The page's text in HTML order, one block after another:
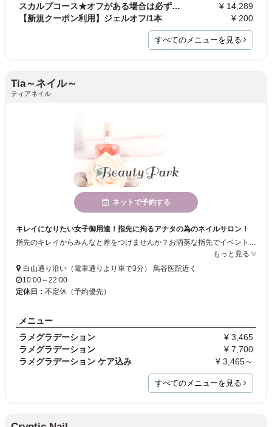
スカルプコース★オフがある場合は必ずオフメニューを…
¥ 14,289
【新規クーポン利用】ジェルオフ/1本
¥ 200
すべてのメニューを見る
Tia～ネイル～
ティアネイル
ネットで予約する
キレイになりたい女子御用達！指先に拘るアナタの為のネイルサロン！
指先のキレイからみんなと差をつけませんか？お洒落な指先でイベントもパーティーも誰よりも楽しみましょう♪上品なスタイルから可愛いポップなスタイルまでアナタのご希望叶えます！
もっと見る
白山通り沿い（電車通りより車で3分） 鳥谷医院近く
10:00～22:00
定休日： 不定休（予約優先）
メニュー
ラメグラデーション
¥ 3,465
ラメグラデーション
¥ 7,700
ラメグラデーション ケア込み
¥ 3,465～
すべてのメニューを見る